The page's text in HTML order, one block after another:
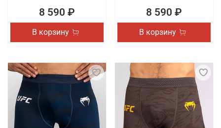
8 590 ₽
В корзину
8 590 ₽
В корзину